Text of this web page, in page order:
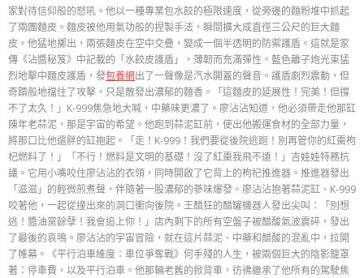
家對待信仰般的怒吼。他以一種專業包水餃的極限速度，從旁邊的麵粉堆中抓起
了兩團麵皮。麵皮被他用氣功般的捏製手法，瞬間擴大成直徑三公尺的巨大麵
皮。他猛地擲出，兩張麵皮在空中交疊，變成一個半透明的防禦護盾。這就是家
傳《沾醬秘笈》中記載的「水餃皮護盾」，薄韌而充滿彈性。藍色離子炮光束猛
烈地擊中麵皮護盾，發包養網出了一聲像是汽水開蓋的聲音。護盾劇烈震動，但
奇蹟般地擋住了攻擊，只是散發出濃郁的麵香。「這麵皮的延展性！完美！但撐
不了太久！」K-999焦急地大喊，中藥味更濃了。廖沾沾知道，他必須帶走他那缸
陳年老蒜泥，那是宇宙的希望。他跑到蒜泥缸前，使出他搬運食材的全部力量，
將那口比他還胖的缸抱起。「走！K-999！我們要從後院逃跑！別再管你的紅棗枸
杞燃料了！」「不行！燃料是文明的基礎！沒了紅棗我飛不遠！」吉娃娃特務抗
議。它用小嘴咬住廖沾沾的衣領，同時開啟了它背上的枸杞推進器。推進器發出
「滋滋」的輕微煎煮聲，伴隨著一股濃郁的蔘味爆發。廖沾沾抱著蒜泥缸、K-999
咬著他，一起從撞出來的洞口衝向後院。王醋狂的醋罐機器人發出尖叫：「別想
逃！醬油黨餘孽！我會追上你！」店內剩下的所有空盤子被醋酸氣波震碎，發出
了最後的哀鳴。廖沾沾的宇宙冒險，就在這片蒜泥、中藥和醋酸的混亂中，拉開
了帷幕。《平行泊車維度：車位爭奪戰》何手殘的人生，被兩個巨大的陰影籠罩
著：停車費，以及平行泊車。他那輛老舊的掀背車，彷彿繼承了他所有的駕駛焦